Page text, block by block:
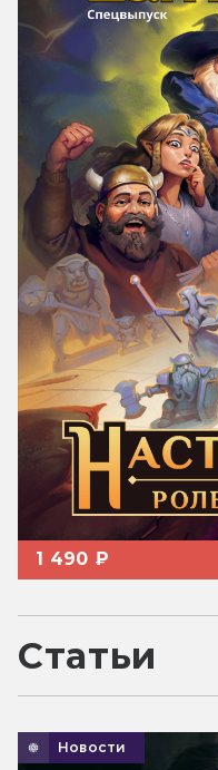
1 490 ₽
Статьи
Новости